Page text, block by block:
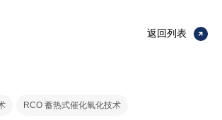
返回列表
RCO 蓄热式催化氧化技术